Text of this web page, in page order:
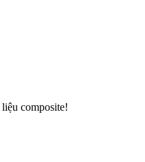
composite!